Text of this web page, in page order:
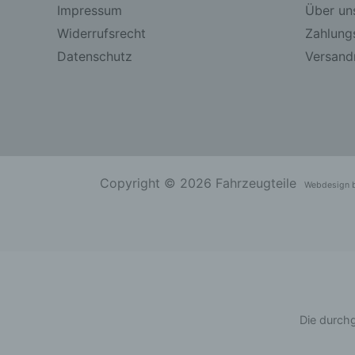
Impressum
Widerrufsrecht
Datenschutz
Über
Copyright © 2026 Fahrzeugteile Webdesign
Die